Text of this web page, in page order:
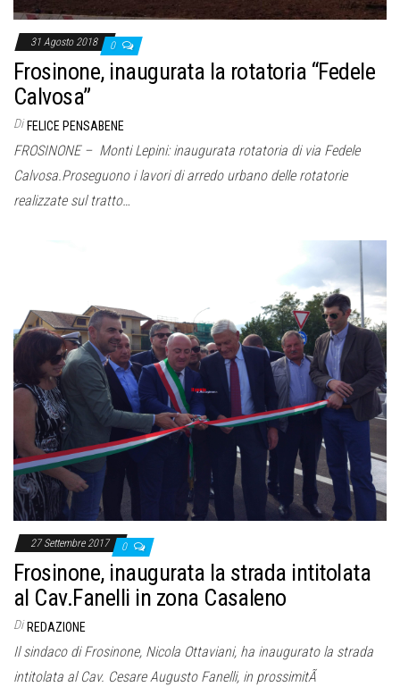
31 Agosto 2018 0
Frosinone, inaugurata la rotatoria “Fedele
Calvosa”
Di FELICE PENSABENE
FROSINONE – Monti Lepini: inaugurata rotatoria di via Fedele
Calvosa.Proseguono i lavori di arredo urbano delle rotatorie
realizzate sul tratto…
27 Settembre 2017 0
Frosinone, inaugurata la strada intitolata
al Cav.Fanelli in zona Casaleno
Di REDAZIONE
Il sindaco di Frosinone, Nicola Ottaviani, ha inaugurato la strada
intitolata al Cav. Cesare Augusto Fanelli, in prossimitÃ